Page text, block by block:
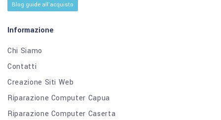
Blog guide all'acquisto
Informazione
Chi Siamo
Contatti
Creazione Siti Web
Riparazione Computer Capua
Riparazione Computer Caserta